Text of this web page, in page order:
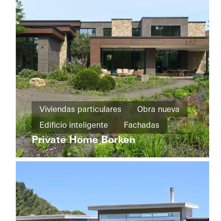
Viviendas
particulares
Obra
nueva
Cradle-
to-
Cradle
y
estética
House
of
Straw
Viviendas particulares
Obra nueva
Edificio inteligente
Fachadas
Puertas correderas
Automatización
Germany
Private Home Borken